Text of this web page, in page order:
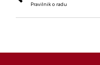
Pravilnik o radu